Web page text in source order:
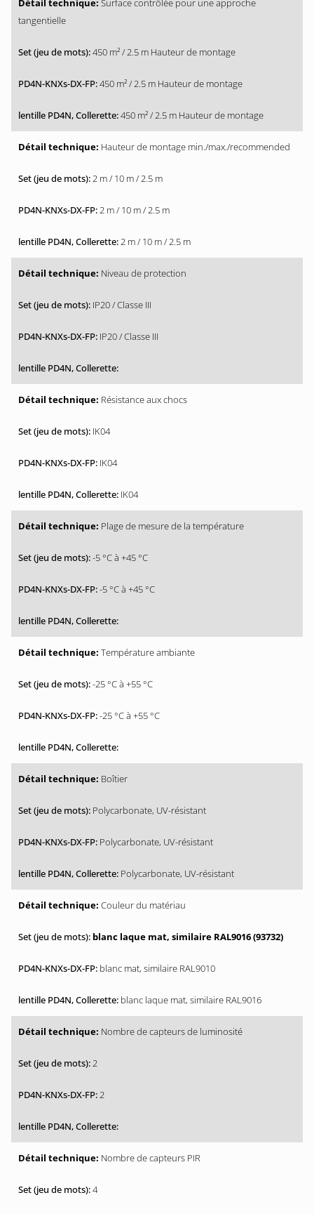
Surface contrôlée pour une approche
tangentielle
450 m² / 2.5 m Hauteur de montage
450 m² / 2.5 m Hauteur de montage
450 m² / 2.5 m Hauteur de montage
Hauteur de montage min./max./recommended
2 m / 10 m / 2.5 m
2 m / 10 m / 2.5 m
2 m / 10 m / 2.5 m
Niveau de protection
IP20 / Classe III
IP20 / Classe III
Résistance aux chocs
IK04
IK04
IK04
Plage de mesure de la température
-5 °C à +45 °C
-5 °C à +45 °C
Température ambiante
-25 °C à +55 °C
-25 °C à +55 °C
Boîtier
Polycarbonate, UV-résistant
Polycarbonate, UV-résistant
Polycarbonate, UV-résistant
Couleur du matériau
blanc laque mat, similaire RAL9016 (93732)
blanc mat, similaire RAL9010
blanc laque mat, similaire RAL9016
Nombre de capteurs de luminosité
2
2
Nombre de capteurs PIR
4